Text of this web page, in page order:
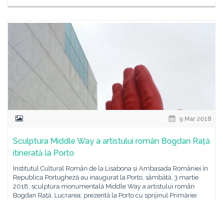
9 Mar 2018
Sculptura Middle Way a artistului român Bogdan Rață
itinerată la Porto
Institutul Cultural Român de la Lisabona și Ambasada României în
Republica Portugheză au inaugurat la Porto, sâmbătă, 3 martie
2018, sculptura monumentală Middle Way a artistului român
Bogdan Rață. Lucrarea, prezentă la Porto cu sprijinul Primăriei